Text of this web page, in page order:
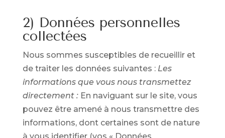
2) Données personnelles
collectées
Nous sommes susceptibles de recueillir et
de traiter les données suivantes : Les
informations que vous nous transmettez
directement :En naviguant sur le site, vous
pouvez être amené à nous transmettre des
informations, dont certaines sont de nature